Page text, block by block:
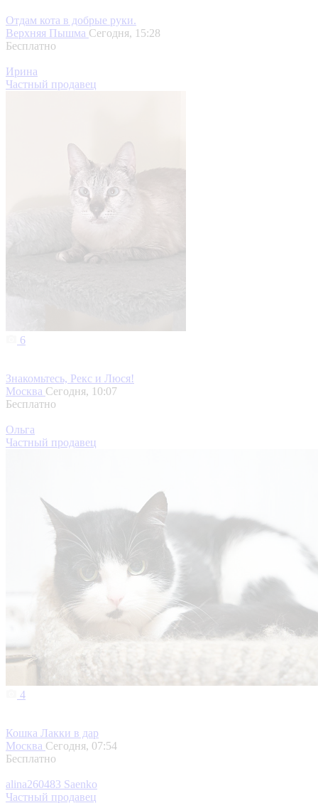
Отдам кота в добрые руки.
Верхняя Пышма Сегодня, 15:28
Бесплатно
Ирина
Частный продавец
6
Знакомьтесь, Рекс и Люся!
Москва Сегодня, 10:07
Бесплатно
Ольга
Частный продавец
4
Кошка Лакки в дар
Москва Сегодня, 07:54
Бесплатно
alina260483 Saenko
Частный продавец